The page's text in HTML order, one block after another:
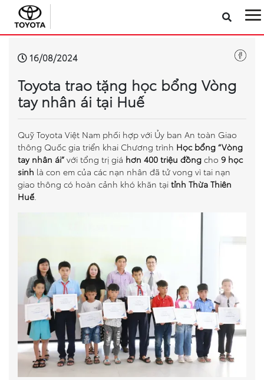
Sản phẩm
Công nghệ
Dịch vụ
Điện hóa
Về Toyota Việt Nam
So sánh xe
Dự toán chi phí
Đăng kí lái thử
Liên hệ Đại lý
16/08/2024
Toyota trao tặng học bổng Vòng
tay nhân ái tại Huế
Quỹ Toyota Việt Nam phối hợp với Ủy ban An toàn Giao
thông Quốc gia triển khai Chương trình Học bổng “Vòng
tay nhân ái” với tổng trị giá hơn 400 triệu đồng cho 9 học
sinh là con em của các nạn nhân đã tử vong vì tai nạn
giao thông có hoàn cảnh khó khăn tại tỉnh Thừa Thiên
Huế.